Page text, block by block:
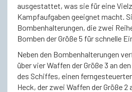
ausgestattet, was sie für eine
Kampfaufgaben geeignet macht.
Bombenhalterungen, die zwei
Bomben der Größe 5 für schnelle
Neben den Bombenhalterungen
über vier Waffen der Größe 3 an
des Schiffes, einen
Heck, der zwei Waffen der Größe 2